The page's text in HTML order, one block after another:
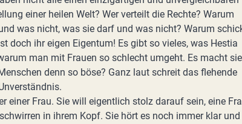
einer heilen Welt? Wer verteilt die Rechte? Warum
was nicht, was sie darf und was nicht? Warum
doch ihr eigen Eigentum! Es gibt so vieles, was Hestia
man mit Frauen so schlecht umgeht. Es macht sie
denn so böse? Ganz laut schreit das flehende
einer Frau. Sie will eigentlich stolz darauf sein, eine
in ihrem Kopf. Sie hört es noch immer klar und